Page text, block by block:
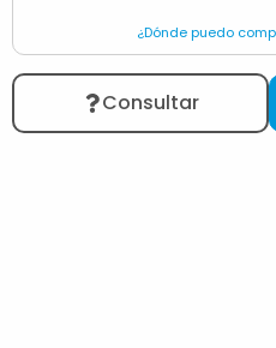
¿Dónde puedo
Consultar